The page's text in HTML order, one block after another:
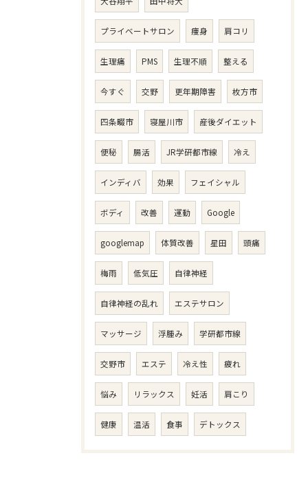
プライベートサロン 痩身 肩コリ
生理痛 PMS 生理不順 整える
今すぐ 交野 更年期障害 枚方市
四条畷市 寝屋川市 産後ダイエット
便秘 腸活 JR学研都市線 冷え
インディバ 効果 フェイシャル
ボディ 改善 運動 Google
googlemap 体質改善 星田 頭痛
梅雨 低気圧 自律神経
自律神経の乱れ エステサロン
マッサージ 浮腫み 学研都市線
交野市 エステ 冷え性 疲れ
悩み リラックス 妊活 肩こり
健康 温活 食事 デトックス